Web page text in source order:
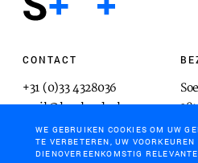
CONTACT
+31 (0)33 4328036
mail@hnsland.nl
WE GEBRUIKEN COOKIES OM UW
TE VERBETEREN, UW
DIENOVEREENKOMSTIG